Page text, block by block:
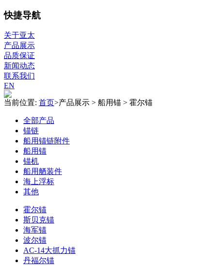
快捷导航
关于亚太
产品展示
品质保证
新闻动态
联系我们
EN
当前位置: 首页>产品展示 > 船用锚 > 霍尔锚
全部产品
锚链
船用锚链附件
船用锚
锚机
船用舾装件
海上浮标
其他
霍尔锚
斯贝克锚
海军锚
波尔锚
AC-14大抓力锚
丹福尔锚